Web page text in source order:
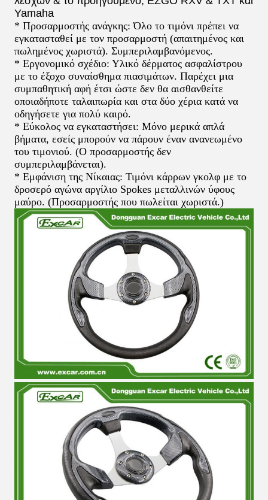
Yamaha
* Προσαρμοστής ανάγκης: Όλο το τιμόνι πρέπει να
εγκατασταθεί με τον προσαρμοστή (απαιτημένος και
πωλημένος χωριστά). Συμπεριλαμβανόμενος.
* Εργονομικό σχέδιο: Υλικό δέρματος ασφαλίστρου
με το έξοχο συναίσθημα πιασιμάτων. Παρέχει μια
συμπαθητική αφή έτσι ώστε δεν θα αισθανθείτε
οποιαδήποτε ταλαιπωρία και στα δύο χέρια κατά να
οδηγήσετε για πολύ καιρό.
* Εύκολος να εγκαταστήσει: Μόνο μερικά απλά
βήματα, εσείς μπορούν να πάρουν έναν ανανεωμένο
του τιμονιού. (Ο προσαρμοστής δεν
συμπεριλαμβάνεται).
* Εμφάνιση της Νίκαιας: Τιμόνι κάρρων γκολφ με το
δροσερό αγώνα αργίλιο Spokes μεταλλινών ύφους
μαύρο. (Προσαρμοστής που πωλείται χωριστά.)